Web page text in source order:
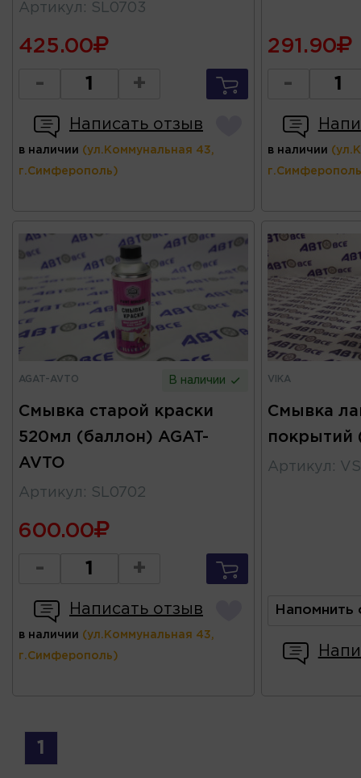
Артикул : SL0703
425.00
- +
Написать отзыв
в наличии (ул.Коммунальная 43,
г.Симферополь)
291.90
-
в наличии
AGAT-AVTO В наличии
Смывка старой краски
520мл (баллон) AGAT-
AVTO
Артикул : SL0702
600.00
- +
Написать отзыв
в наличии (ул.Коммунальная 43,
г.Симферополь)
VIKA
Смывка
покрытий
Артикул :
Напомнить
1